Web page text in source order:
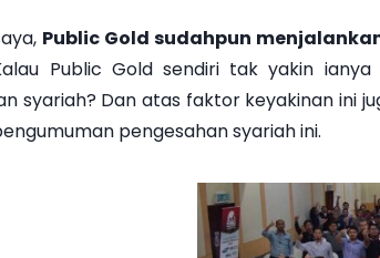
Public Gold sudahpun
Public Gold sendiri tak yakin
syariah? Dan atas faktor keyakinan ini
pengesahan syariah ini.